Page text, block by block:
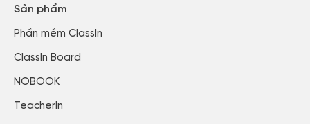
Sản phẩm
Phần mềm ClassIn
ClassIn Board
NOBOOK
TeacherIn